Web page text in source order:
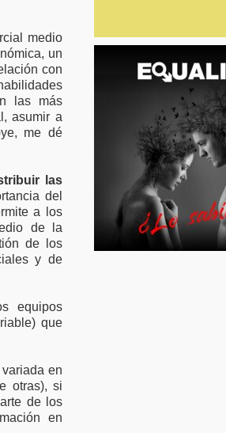
medio
un
con
las más
asumir a
me dé
las
del
a los
de la
de los
y de
equipos
que
en
otras), si
de los
en